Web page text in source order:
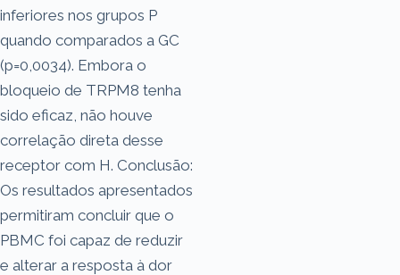
inferiores nos grupos P
quando comparados a GC
(p=0,0034). Embora o
bloqueio de TRPM8 tenha
sido eficaz, não houve
correlação direta desse
receptor com H. Conclusão:
Os resultados apresentados
permitiram concluir que o
PBMC foi capaz de reduzir
e alterar a resposta à dor